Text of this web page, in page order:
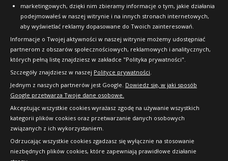
marketingowych, dzięki nim zbieramy informacje o tym, jakie działania
podejmowałeś w naszej witrynie i na innych stronach internetowych,
aby wyświetlać reklamy dopasowane do Twoich zainteresowań.
Informacje o Twojej aktywności w naszej witrynie możemy udostępniać
partnerom z obszarów społecznościowych, reklamowych i analitycznych,
których pełną listę znajdziesz w zakładce "Polityka prywatności".
Szczegóły znajdziesz w naszej Polityce prywatności.
Jednym z naszych partnerów jest Google. Dowiedz się, w jaki sposób
Google przetwarza Twoje dane osobowe.
Akceptując wszystkie cookies wyrażasz zgodę na używanie wszystkich
kategorii plików cookies oraz przetwarzanie danych osobowych
związanych z ich wykorzystaniem.
Odrzucając wszystkie cookies zgadzasz się wyłącznie na stosowanie
niezbędnych plików cookies, które zapewniają prawidłowe działanie